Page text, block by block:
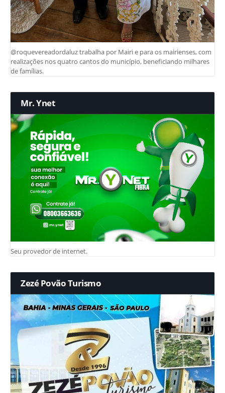
@roquevereadordaluz trabalha por Mairi e para os mairienses, com
realizações nos quatro cantos do município, beneficiando milhares
de famílias.
Mr. Ynet
Seu provedor de internet.
Zezé Povão Turismo